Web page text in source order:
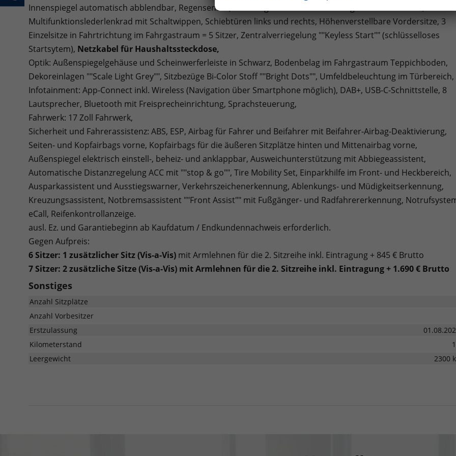
Innenspiegel automatisch abblendbar, Regensensor, ""Coming Home"" und ""Leaving Home""-Funktion,
Multifunktionslederlenkrad mit Schaltwippen, Schiebtüren links und rechts, Höhenverstellbare Vordersitze, 3
Einzelsitze in Fahrtrichtung im Fahrgastraum = 5 Sitzer, Zentralverriegelung ""Keyless Start"" (schlüsselloses
Startsytem), Netzkabel für Haushaltssteckdose,
Optik: Außenspiegelgehäuse und Scheinwerferleiste in Schwarz, Bodenbelag im Fahrgastraum Teppichboden,
Dekoreinlagen ""Scale Light Grey"", Sitzbezüge Bi-Color Stoff ""Bright Dots"", Umfeldbeleuchtung im Türbereich,
Infotainment: App-Connect inkl. Wireless (Navigation über Smartphone möglich), DAB+, USB-C-Schnittstelle, 8
Lautsprecher, Bluetooth mit Freisprecheinrichtung, Sprachsteuerung,
Fahrwerk: 17 Zoll Fahrwerk,
Sicherheit und Fahrerassistenz: ABS, ESP, Airbag für Fahrer und Beifahrer mit Beifahrer-Airbag-Deaktivierung,
Seiten- und Kopfairbags vorne, Kopfairbags für die äußeren Sitzplätze hinten und Mittenairbag vorne,
Außenspiegel elektrisch einstell-, beheiz- und anklappbar, Ausweichunterstützung mit Abbiegeassistent,
Automatische Distanzregelung ACC mit ""stop & go"", Tire Mobility Set, Einparkhilfe im Front- und Heckbereich,
Ausparkassistent und Ausstiegswarner, Verkehrszeichenerkennung, Ablenkungs- und Müdigkeitserkennung,
Kreuzungsassistent, Notbremsassistent ""Front Assist"" mit Fußgänger- und Radfahrererkennung,
eCall, Reifenkontrollanzeige.
ausl. Ez. und Garantiebeginn ab Kaufdatum / Endkundennachweis erforderlich.
Gegen Aufpreis:
6 Sitzer: 1 zusätzlicher Sitz (Vis-a-Vis) mit Armlehnen für die 2. Sitzreihe inkl. Eintragung + 845 € Brutto
7 Sitzer: 2 zusätzliche Sitze (Vis-a-Vis) mit Armlehnen für die 2. Sitzreihe inkl. Eintragung+ 1.690 € Brutto
Sonstiges
Anzahl Sitzplätze
Anzahl Vorbesitzer
Erstzulassung
Kilometerstand
Leergewicht
2300